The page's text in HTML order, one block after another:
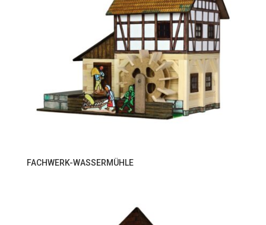
FACHWERK-WASSERMÜHLE